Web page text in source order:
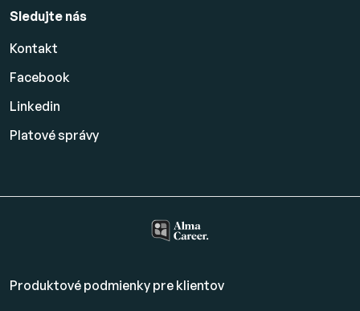
Sledujte nás
Kontakt
Facebook
Linkedin
Platovésprávy
Produktové podmienky pre klientov